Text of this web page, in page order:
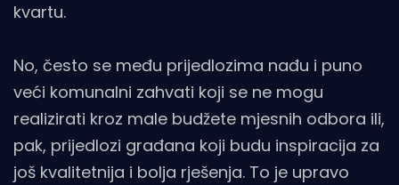
kvartu.
No, često se među prijedlozima nađu i puno
veći komunalni zahvati koji se ne mogu
realizirati kroz male budžete mjesnih odbora ili,
pak, prijedlozi građana koji budu inspiracija za
još kvalitetnija i bolja rješenja. To je upravo